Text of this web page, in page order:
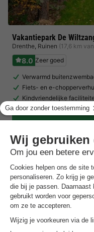
Vakantiepark De
Drenthe, Ruinen (17,6 km
8.0 Zeer goed
Verwarmd
Fiets- en e-
Kindvriendelijke